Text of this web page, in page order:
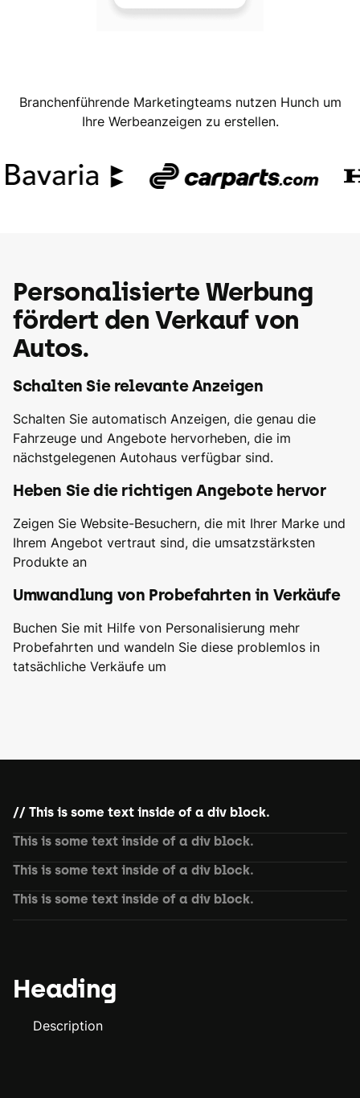
Branchenführende Marketingteams nutzen Hunch um
Ihre Werbeanzeigen zu erstellen.
Personalisierte Werbung
fördert den Verkauf von
Autos.
Schalten Sie relevante Anzeigen
Schalten Sie automatisch Anzeigen, die genau die
Fahrzeuge und Angebote hervorheben, die im
nächstgelegenen Autohaus verfügbar sind.
Heben Sie die richtigen Angebote hervor
Zeigen Sie Website-Besuchern, die mit Ihrer Marke und
Ihrem Angebot vertraut sind, die umsatzstärksten
Produkte an
Umwandlung von Probefahrten in Verkäufe
Buchen Sie mit Hilfe von Personalisierung mehr
Probefahrten und wandeln Sie diese problemlos in
tatsächliche Verkäufe um
This is some text inside of a div block.
This is some text inside of a div block.
This is some text inside of a div block.
This is some text inside of a div block.
Heading
Description